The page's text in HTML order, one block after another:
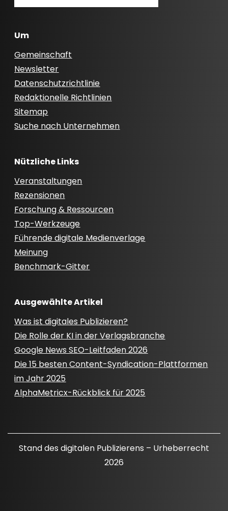
Um
Gemeinschaft
Newsletter
Datenschutzrichtlinie
Redaktionelle Richtlinien
Sitemap
Suche nach Unternehmen
Nützliche Links
Veranstaltungen
Rezensionen
Forschung & Ressourcen
Top-Werkzeuge
Führende digitale Medienverlage
Meinung
Benchmark-Gitter
Ausgewählte Artikel
Was ist digitales Publizieren?
Die Rolle der KI in der Verlagsbranche
Google News SEO-Leitfaden 2026
Die 15 besten Content-Syndication-Plattformen
im Jahr 2025
AlphaMetricx-Rückblick für 2025
Stand des digitalen Publizierens – Urheberrecht
2026